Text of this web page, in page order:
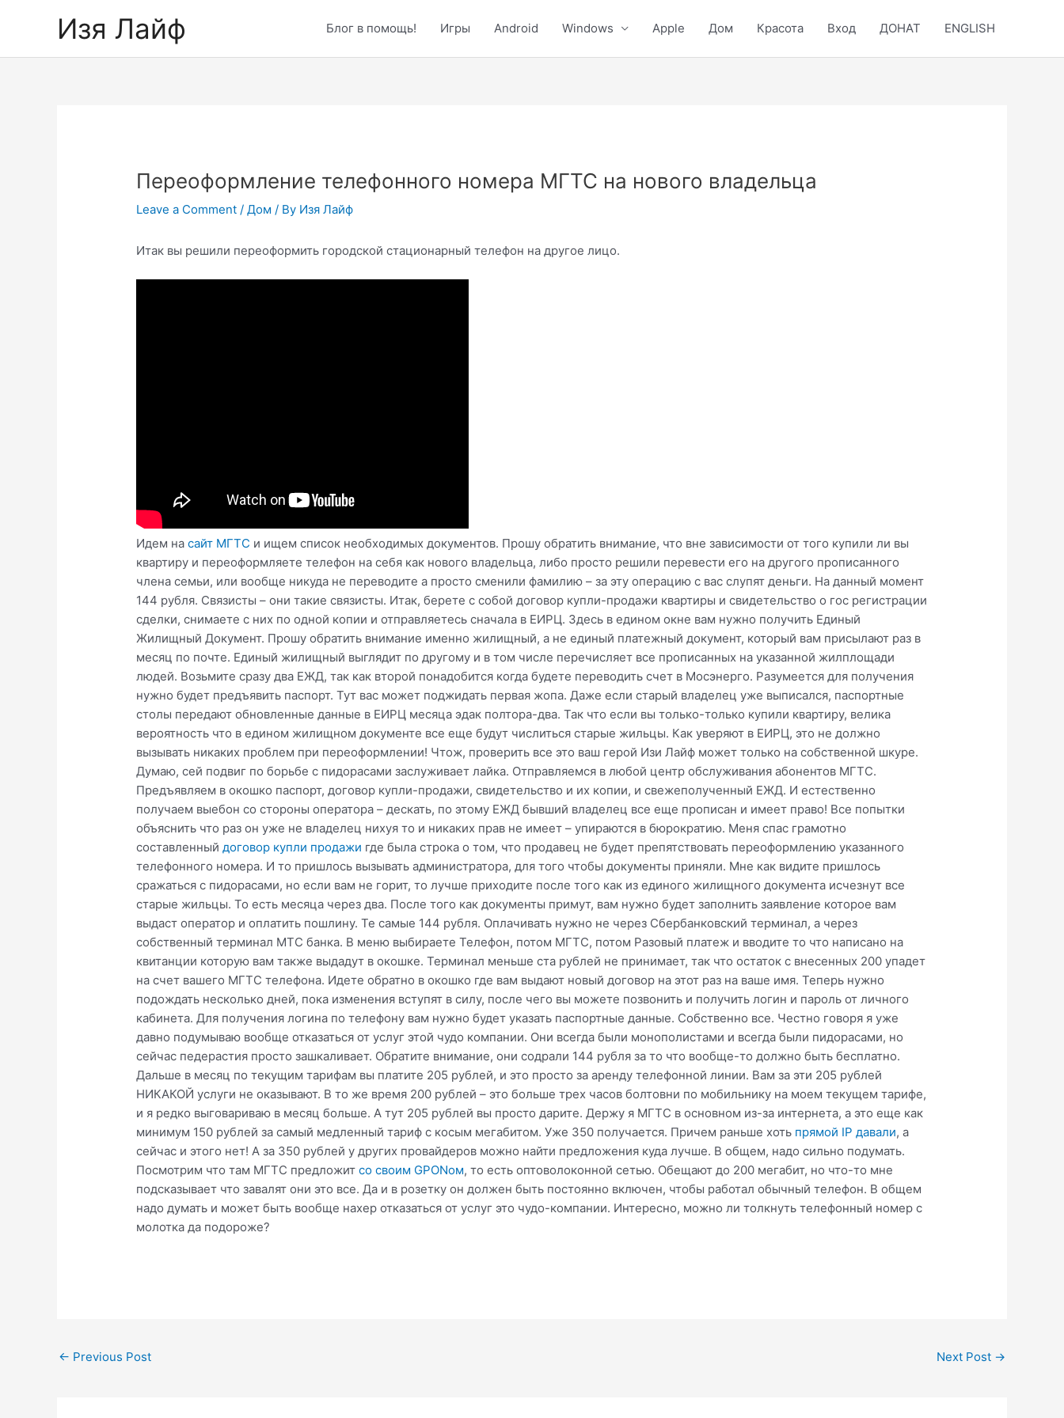
Изя Лайф Блог в помощь! Игры Android Windows Apple Дом Красота Вход ДОНАТ ENGLISH
Переоформление телефонного номера МГТС на нового владельца
Leave a Comment /Дом / By Изя Лайф
Итак вы решили переоформить городской стационарный телефон на другое лицо.
Идем насайт МГТС и ищем список необходимых документов. Прошу обратить внимание, что вне зависимости от того купили ли вы
квартиру и переоформляете телефон на себя как нового владельца, либо просто решили перевести его на другого прописанного
члена семьи, или вообще никуда не переводите а просто сменили фамилию – за эту операцию с вас слупят деньги. На данный момент
144 рубля. Связисты – они такие связисты. Итак, берете с собой договор купли-продажи квартиры и свидетельство о гос регистрации
сделки, снимаете с них по одной копии и отправляетесь сначала в ЕИРЦ. Здесь в едином окне вам нужно получить Единый
Жилищный Документ. Прошу обратить внимание именно жилищный, а не единый платежный документ, который вам присылают раз в
месяц по почте. Единый жилищный выглядит по другому и в том числе перечисляет все прописанных на указанной жилплощади
людей. Возьмите сразу два ЕЖД, так как второй понадобится когда будете переводить счет в Мосэнерго. Разумеется для получения
нужно будет предъявить паспорт. Тут вас может поджидать первая жопа. Даже если старый владелец уже выписался, паспортные
столы передают обновленные данные в ЕИРЦ месяца эдак полтора-два. Так что если вы только-только купили квартиру, велика
вероятность что в едином жилищном документе все еще будут числиться старые жильцы. Как уверяют в ЕИРЦ, это не должно
вызывать никаких проблем при переоформлении! Чтож, проверить все это ваш герой Изи Лайф может только на собственной шкуре.
Думаю, сей подвиг по борьбе с пидорасами заслуживает лайка. Отправляемся в любой центр обслуживания абонентов МГТС.
Предъявляем в окошко паспорт, договор купли-продажи, свидетельство и их копии, и свежеполученный ЕЖД. И естественно
получаем выебон со стороны оператора – дескать, по этому ЕЖД бывший владелец все еще прописан и имеет право! Все попытки
объяснить что раз он уже не владелец нихуя то и никаких прав не имеет – упираются в бюрократию. Меня спас грамотно
составленныйдоговор купли продажи где была строка о том, что продавец не будет препятствовать переоформлению указанного
телефонного номера. И то пришлось вызывать администратора, для того чтобы документы приняли. Мне как видите пришлось
сражаться с пидорасами, но если вам не горит, то лучше приходите после того как из единого жилищного документа исчезнут все
старые жильцы. То есть месяца через два. После того как документы примут, вам нужно будет заполнить заявление которое вам
выдаст оператор и оплатить пошлину. Те самые 144 рубля. Оплачивать нужно не через Сбербанковский терминал, а через
собственный терминал МТС банка. В меню выбираете Телефон, потом МГТС, потом Разовый платеж и вводите то что написано на
квитанции которую вам также выдадут в окошке. Терминал меньше ста рублей не принимает, так что остаток с внесенных 200 упадет
на счет вашего МГТС телефона. Идете обратно в окошко где вам выдают новый договор на этот раз на ваше имя. Теперь нужно
подождать несколько дней, пока изменения вступят в силу, после чего вы можете позвонить и получить логин и пароль от личного
кабинета. Для получения логина по телефону вам нужно будет указать паспортные данные. Собственно все. Честно говоря я уже
давно подумываю вообще отказаться от услуг этой чудо компании. Они всегда были монополистами и всегда были пидорасами, но
сейчас педерастия просто зашкаливает. Обратите внимание, они содрали 144 рубля за то что вообще-то должно быть бесплатно.
Дальше в месяц по текущим тарифам вы платите 205 рублей, и это просто за аренду телефонной линии. Вам за эти 205 рублей
НИКАКОЙ услуги не оказывают. В то же время 200 рублей – это больше трех часов болтовни по мобильнику на моем текущем тарифе,
и я редко выговариваю в месяц больше. А тут 205 рублей вы просто дарите. Держу я МГТС в основном из-за интернета, а это еще как
минимум 150 рублей за самый медленный тариф с косым мегабитом. Уже 350 получается. Причем раньше хоть прямой IP давали, а
сейчас и этого нет! А за 350 рублей у других провайдеров можно найти предложения куда лучше. В общем, надо сильно подумать.
Посмотрим что там МГТС предложитсо своим GPONом, то есть оптоволоконной сетью. Обещают до 200 мегабит, но что-то мне
подсказывает что завалят они это все. Да и в розетку он должен быть постоянно включен, чтобы работал обычный телефон. В общем
надо думать и может быть вообще нахер отказаться от услуг это чудо-компании. Интересно, можно ли толкнуть телефонный номер с
молотка да подороже?
Post
← Previous Post Next Post →